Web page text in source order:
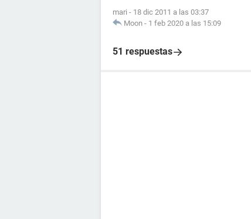
mari - 18 dic 2011 a las 03:37
Moon - 1 feb 2020 a las 15:09
51 respuestas